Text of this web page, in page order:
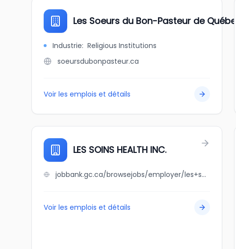
Les Soeurs du Bon-Pasteur de Québec
Industrie: Religious Institutions
soeursdubonpasteur.ca
Voir les emplois et détails
LES SOINS HEALTH INC.
jobbank.gc.ca/browsejobs/employer/les+soins+health+inc./ca
Voir les emplois et détails